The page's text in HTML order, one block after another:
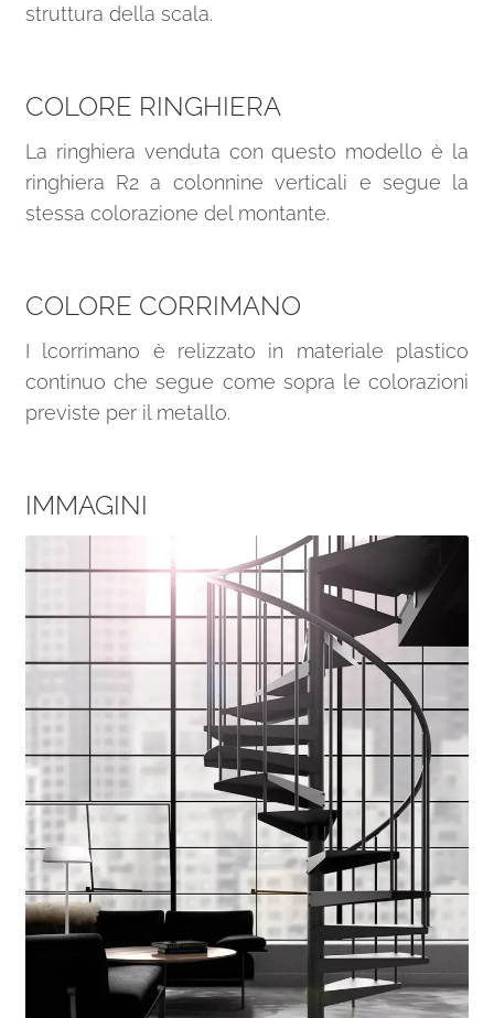
struttura della scala.
COLORE RINGHIERA
La ringhiera venduta con questo modello è la
ringhiera R2 a colonnine verticali e segue la
stessa colorazione del montante.
COLORE CORRIMANO
I lcorrimano è relizzato in materiale plastico
continuo che segue come sopra le colorazioni
previste per il metallo.
IMMAGINI